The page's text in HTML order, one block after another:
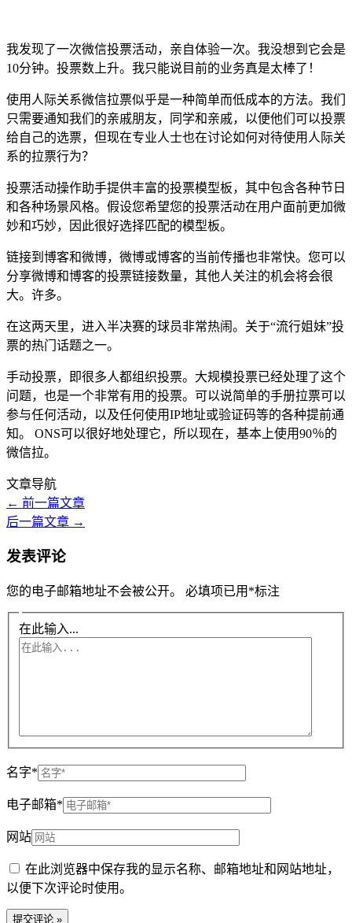
我发现了一次微信投票活动，亲自体验一次。我没想到它会是
10分钟。投票数上升。我只能说目前的业务真是太棒了！
使用人际关系微信拉票似乎是一种简单而低成本的方法。我们
只需要通知我们的亲戚朋友，同学和亲戚，以便他们可以投票
给自己的选票，但现在专业人士也在讨论如何对待使用人际关
系的拉票行为？
投票活动操作助手提供丰富的投票模型板，其中包含各种节日
和各种场景风格。假设您希望您的投票活动在用户面前更加微
妙和巧妙，因此很好选择匹配的模型板。
链接到博客和微博，微博或博客的当前传播也非常快。您可以
分享微博和博客的投票链接数量，其他人关注的机会将会很
大。许多。
在这两天里，进入半决赛的球员非常热闹。关于“流行姐妹”投
票的热门话题之一。
手动投票，即很多人都组织投票。大规模投票已经处理了这个
问题，也是一个非常有用的投票。可以说简单的手册拉票可以
参与任何活动，以及任何使用IP地址或验证码等的各种提前通
知。 ONS可以很好地处理它，所以现在，基本上使用90％的
微信拉。
文章导航
← 前一篇文章
后一篇文章 →
发表评论
您的电子邮箱地址不会被公开。 必填项已用 *标注
在此输入...
名字*
电子邮箱*
网站
在此浏览器中保存我的显示名称、邮箱地址和网站地址，
以便下次评论时使用。